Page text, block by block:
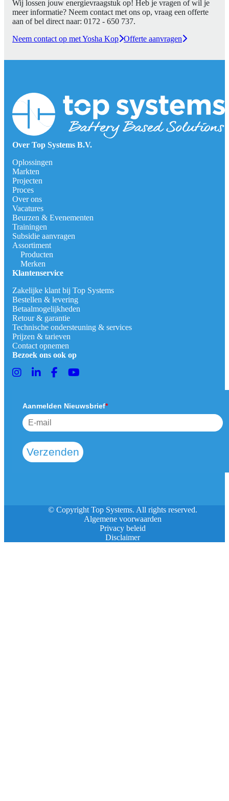
Wij lossen jouw energievraagstuk op! Heb je vragen of wil je
meer informatie? Neem contact met ons op, vraag een offerte
aan of bel direct naar: 0172 - 650 737.
Neem contact op met Yosha Kop Offerte aanvragen
Over Top Systems B.V.
Oplossingen
Markten
Projecten
Proces
Over ons
Vacatures
Beurzen & Evenementen
Trainingen
Subsidie aanvragen
Assortiment
Producten
Merken
Klantenservice
Zakelijke klant bij Top Systems
Bestellen & levering
Betaalmogelijkheden
Retour & garantie
Technische ondersteuning & services
Prijzen & tarieven
Contact opnemen
Bezoek ons ook op
Aanmelden Nieuwsbrief*
Verzenden
© Copyright Top Systems. All rights reserved.
Algemene voorwaarden
Privacy beleid
Disclaimer